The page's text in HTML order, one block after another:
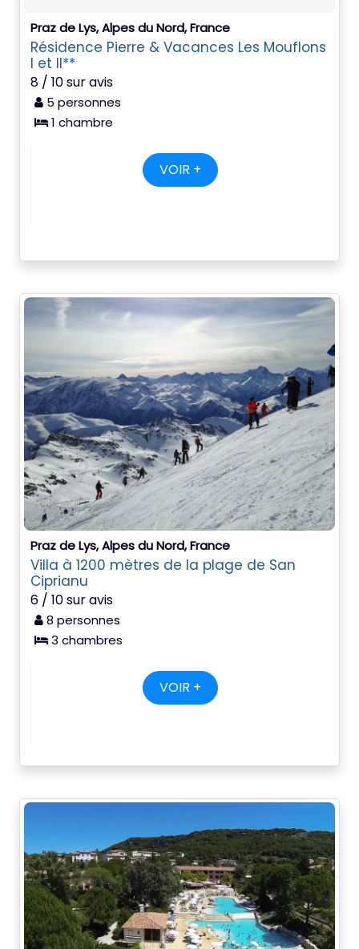
Praz de Lys, Alpes du Nord, France
Résidence Pierre & Vacances Les Mouflons
I et II**
8 / 10 sur avis
5 personnes
1 chambre
VOIR +
Praz de Lys, Alpes du Nord, France
Villa à 1200 mètres de la plage de San
Ciprianu
6 / 10 sur avis
8 personnes
3 chambres
VOIR +